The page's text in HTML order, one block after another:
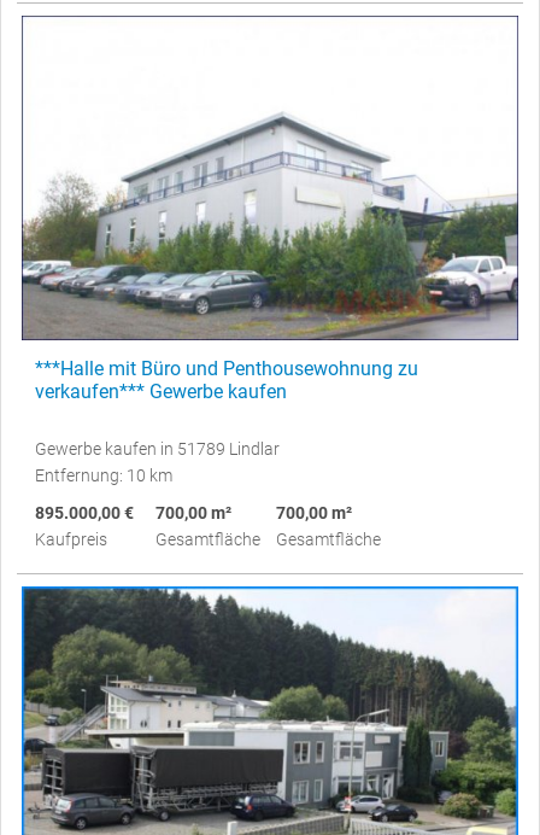
***Halle mit Büro und Penthousewohnung zu
verkaufen*** Gewerbe kaufen
Gewerbe kaufen in 51789 Lindlar
Entfernung: 10 km
895.000,00 €
Kaufpreis
700,00 m²
Gesamtfläche
700,00 m²
Gesamtfläche